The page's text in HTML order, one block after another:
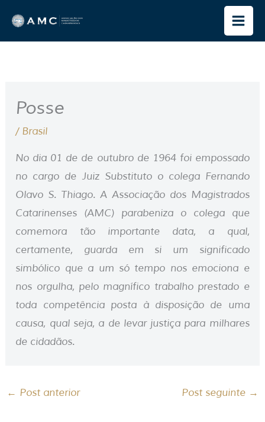
para
o
Posse
/ Brasil
No dia 01 de de outubro de 1964 foi empossado
no cargo de Juiz Substituto o colega Fernando
Olavo S. Thiago. A Associação dos Magistrados
Catarinenses (AMC) parabeniza o colega que
comemora tão importante data, a qual,
certamente, guarda em si um significado
simbólico que a um só tempo nos emociona e
nos orgulha, pelo magnífico trabalho prestado e
toda competência posta à disposição de uma
causa, qual seja, a de levar justiça para milhares
de cidadãos.
← Post anterior Post seguinte →